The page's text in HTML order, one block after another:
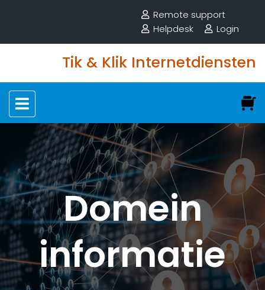
Remote support
Helpdesk
Login
Tik & Klik Internetdiensten
Domein
informatie